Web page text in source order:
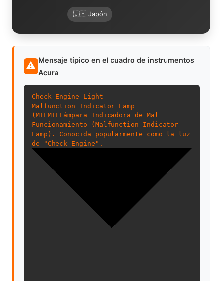
🇯🇵 Japón
⚠ Mensaje típico en el cuadro de instrumentos
Acura
Check Engine Light
Malfunction Indicator Lamp
(MIL MIL Lámpara Indicadora de Mal
Funcionamiento (Malfunction Indicator
Lamp). Conocida popularmente como la luz
de "Check Engine".